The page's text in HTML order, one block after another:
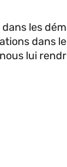
dans les
dans
lui